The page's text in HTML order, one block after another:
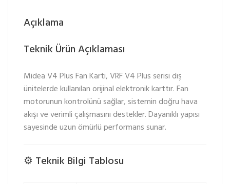
Açıklama
Teknik Ürün Açıklaması
Midea V4 Plus Fan Kartı, VRF V4 Plus serisi dış
ünitelerde kullanılan orijinal elektronik karttır. Fan
motorunun kontrolünü sağlar, sistemin doğru hava
akışı ve verimli çalışmasını destekler. Dayanıklı yapısı
sayesinde uzun ömürlü performans sunar.
⚙️ Teknik Bilgi Tablosu